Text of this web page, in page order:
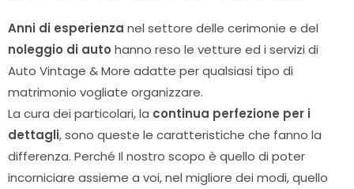
Anni di esperienza nel settore delle cerimonie e del
noleggio di auto hanno reso le vetture ed i servizi di
Auto Vintage & More adatte per qualsiasi tipo di
matrimonio vogliate organizzare.
La cura dei particolari, la continua perfezione per i
dettagli, sono queste le caratteristiche che fanno la
differenza. Perché Il nostro scopo è quello di poter
incorniciare assieme a voi, nel migliore dei modi, quello